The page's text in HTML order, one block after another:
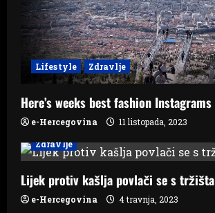
o
n
Lifestyle Zdravlje
Here’s weeks best fashion Instagrams
e-Hercegovina
11 listopada, 2023
Zdravlje
Lijek protiv kašlja povlači se s tržišta
e-Hercegovina 4 travnja, 2023